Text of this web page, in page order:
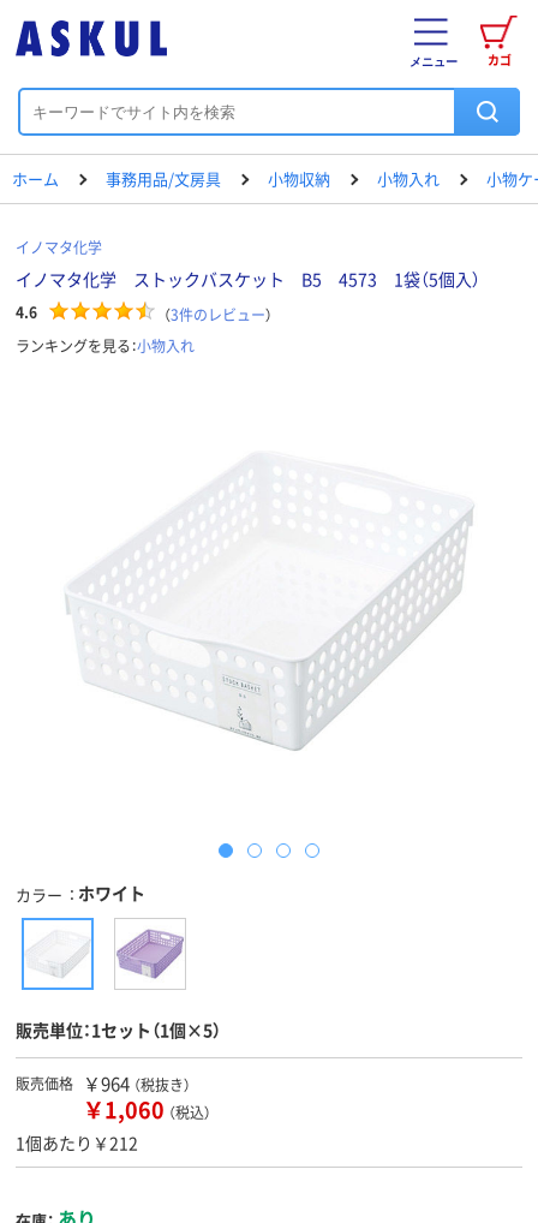
カゴ
メニュー
ホーム 事務用品/文房具 小物収納 小物入れ 小物ケ
イノマタ化学
イノマタ化学 ストックバスケット B5 4573 1袋（5個入）
4.6 （3件のレビュー）
ランキングを見る：小物入れ
カラー ホワイト
販売単位：1セット（1個×5）
販売価格 ￥964 （税抜き）
￥1,060 （税込）
1個あたり￥212